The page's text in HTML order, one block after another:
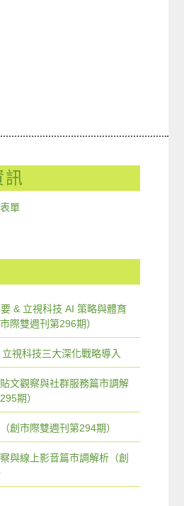
訊
表單
& 立視科技 AI 策略與體育
際雙週刊第296期）
視科技三大深化戰略導入
文觀察與社群服務篇市調解
期）
創市際雙週刊第294期）
與線上影音篇市調解析（創